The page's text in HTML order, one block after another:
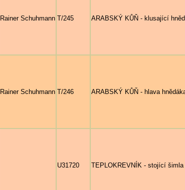
Rainer Schuhmann T/245 ARABSKÝ KŮŇ - klusající
Rainer Schuhmann T/246 ARABSKÝ KŮŇ - hlava
U31720 TEPLOKREVNÍK - stojící